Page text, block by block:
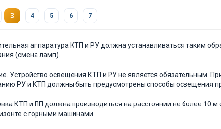
3 4 5 6 7
аппаратура КТП и РУ должна устанавливаться таким
(смена ламп).
Устройство освещения КТП и РУ не является обязательным.
РУ и КТП должны быть предусмотрены способы освещения
КТП и ПП должна производиться на расстоянии не более 10
с горными машинами.